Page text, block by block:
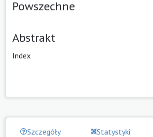
Powszechne
Abstrakt
Index
Szczegóły Statystyki